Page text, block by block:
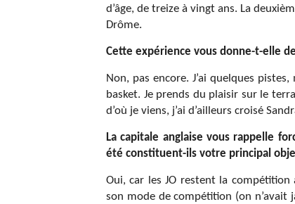
d’âge, de treize à vingt ans. La
Drôme.
Cette expérience vous donne-t-elle
Non, pas encore. J’ai quelques
basket. Je prends du plaisir sur le
d’où je viens, j’ai d’ailleurs croisé
La capitale anglaise vous rappelle
été constituent-ils votre principal
Oui, car les JO restent la
son mode de compétition (on n’avait